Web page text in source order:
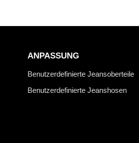
ANPASSUNG
Benutzerdefinierte Jeansoberteile
Benutzerdefinierte Jeanshosen